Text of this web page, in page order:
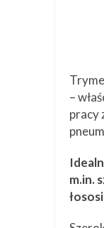
–
pracy
m.in.